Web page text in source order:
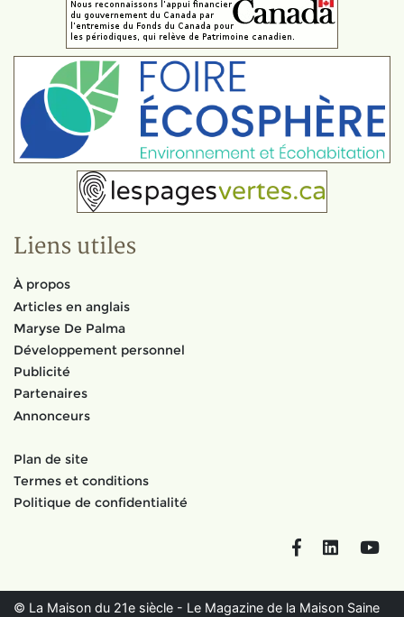
Liens utiles
À propos
Articles en anglais
Maryse De Palma
Développement personnel
Publicité
Partenaires
Annonceurs
Plan de site
Termes et conditions
Politique de confidentialité
FacebookLinkedIn
© La Maison du 21e siècle - Le Magazine de la Maison Saine